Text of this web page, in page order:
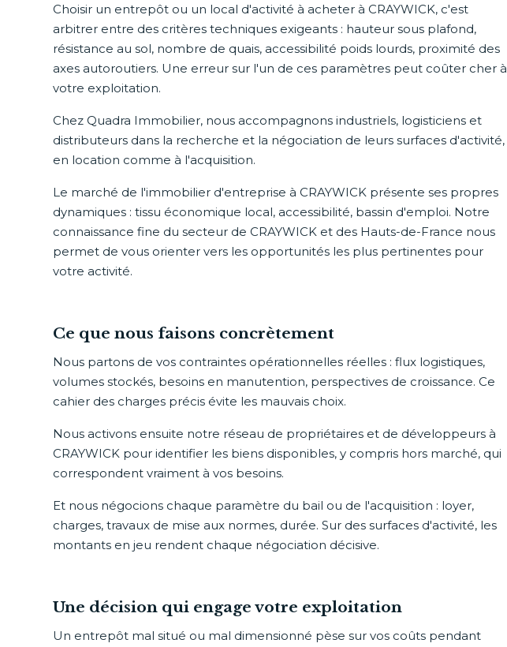
Choisir un entrepôt ou un local d'activité à acheter à CRAYWICK, c'est
arbitrer entre des critères techniques exigeants : hauteur sous plafond,
résistance au sol, nombre de quais, accessibilité poids lourds, proximité des
axes autoroutiers. Une erreur sur l'un de ces paramètres peut coûter cher à
votre exploitation.
Chez Quadra Immobilier, nous accompagnons industriels, logisticiens et
distributeurs dans la recherche et la négociation de leurs surfaces d'activité,
en location comme à l'acquisition.
Le marché de l'immobilier d'entreprise à CRAYWICK présente ses propres
dynamiques : tissu économique local, accessibilité, bassin d'emploi. Notre
connaissance fine du secteur de CRAYWICK et des Hauts-de-France nous
permet de vous orienter vers les opportunités les plus pertinentes pour
votre activité.
Ce que nous faisons concrètement
Nous partons de vos contraintes opérationnelles réelles : flux logistiques,
volumes stockés, besoins en manutention, perspectives de croissance. Ce
cahier des charges précis évite les mauvais choix.
Nous activons ensuite notre réseau de propriétaires et de développeurs à
CRAYWICK pour identifier les biens disponibles, y compris hors marché, qui
correspondent vraiment à vos besoins.
Et nous négocions chaque paramètre du bail ou de l'acquisition : loyer,
charges, travaux de mise aux normes, durée. Sur des surfaces d'activité, les
montants en jeu rendent chaque négociation décisive.
Une décision qui engage votre exploitation
Un entrepôt mal situé ou mal dimensionné pèse sur vos coûts pendant